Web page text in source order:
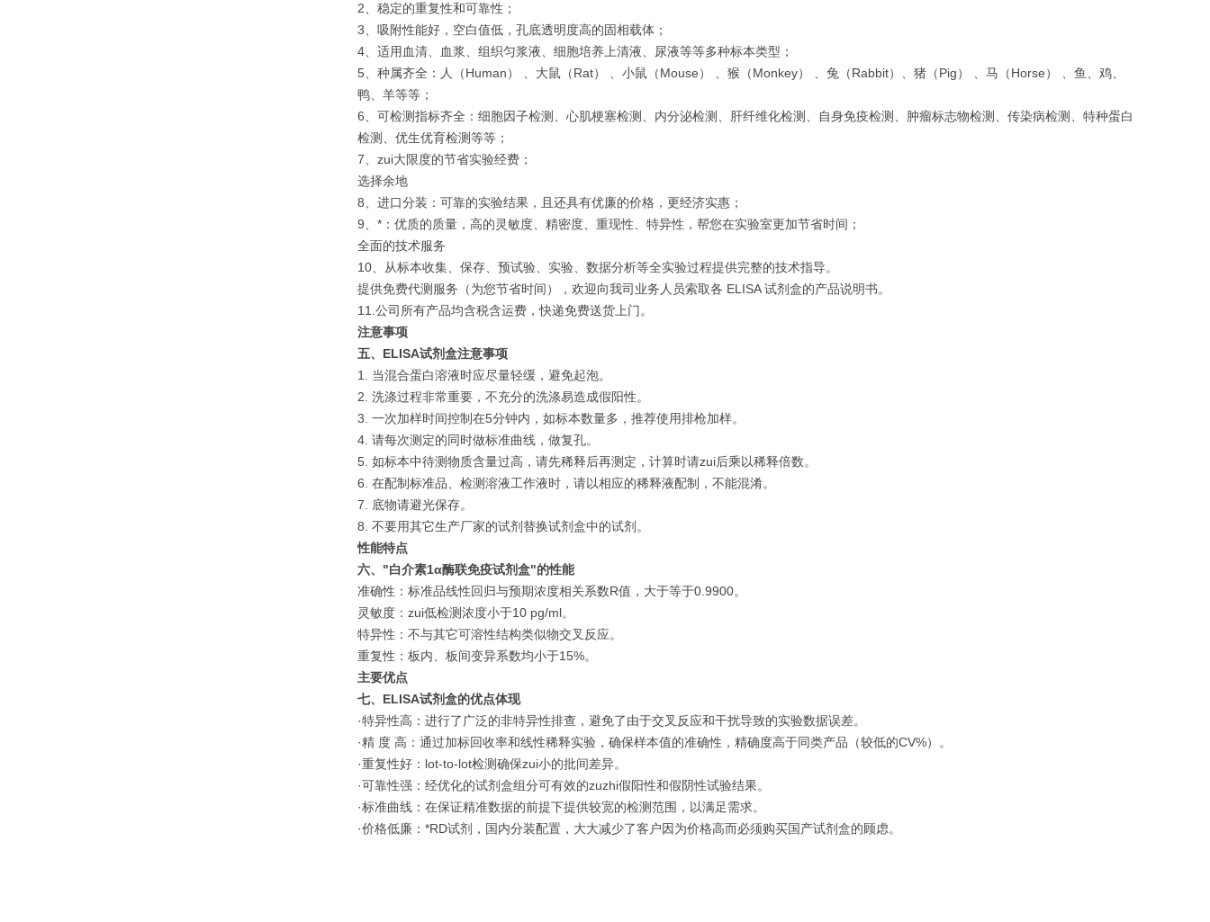
2、稳定的重复性和可靠性；
3、吸附性能好，空白值低，孔底透明度高的固相载体；
4、适用血清、血浆、组织匀浆液、细胞培养上清液、尿液等等多种标本类型；
5、种属齐全：人（Human） 、大鼠（Rat） 、小鼠（Mouse） 、猴（Monkey） 、兔（Rabbit）、猪（Pig） 、马（Horse） 、鱼、鸡、
鸭、羊等等；
6、可检测指标齐全：细胞因子检测、心肌梗塞检测、内分泌检测、肝纤维化检测、自身免疫检测、肿瘤标志物检测、传染病检测、特种蛋白
检测、优生优育检测等等；
7、zui大限度的节省实验经费；
选择余地
8、进口分装：可靠的实验结果，且还具有优廉的价格，更经济实惠；
9、*：优质的质量，高的灵敏度、精密度、重现性、特异性，帮您在实验室更加节省时间；
全面的技术服务
10、从标本收集、保存、预试验、实验、数据分析等全实验过程提供完整的技术指导。
提供免费代测服务（为您节省时间），欢迎向我司业务人员索取各 ELISA 试剂盒的产品说明书。
11.公司所有产品均含税含运费，快递免费送货上门。
注意事项
五、ELISA试剂盒注意事项
1. 当混合蛋白溶液时应尽量轻缓，避免起泡。
2. 洗涤过程非常重要，不充分的洗涤易造成假阳性。
3. 一次加样时间控制在5分钟内，如标本数量多，推荐使用排枪加样。
4. 请每次测定的同时做标准曲线，做复孔。
5. 如标本中待测物质含量过高，请先稀释后再测定，计算时请zui后乘以稀释倍数。
6. 在配制标准品、检测溶液工作液时，请以相应的稀释液配制，不能混淆。
7. 底物请避光保存。
8. 不要用其它生产厂家的试剂替换试剂盒中的试剂。
性能特点
六、"白介素1α酶联免疫试剂盒"的性能
准确性：标准品线性回归与预期浓度相关系数R值，大于等于0.9900。
灵敏度：zui低检测浓度小于10 pg/ml。
特异性：不与其它可溶性结构类似物交叉反应。
重复性：板内、板间变异系数均小于15%。
主要优点
七、ELISA试剂盒的优点体现
·特异性高：进行了广泛的非特异性排查，避免了由于交叉反应和干扰导致的实验数据误差。
·精 度 高：通过加标回收率和线性稀释实验，确保样本值的准确性，精确度高于同类产品（较低的CV%）。
·重复性好：lot-to-lot检测确保zui小的批间差异。
·可靠性强：经优化的试剂盒组分可有效的zuzhi假阳性和假阴性试验结果。
·标准曲线：在保证精准数据的前提下提供较宽的检测范围，以满足需求。
·价格低廉：*RD试剂，国内分装配置，大大减少了客户因为价格高而必须购买国产试剂盒的顾虑。